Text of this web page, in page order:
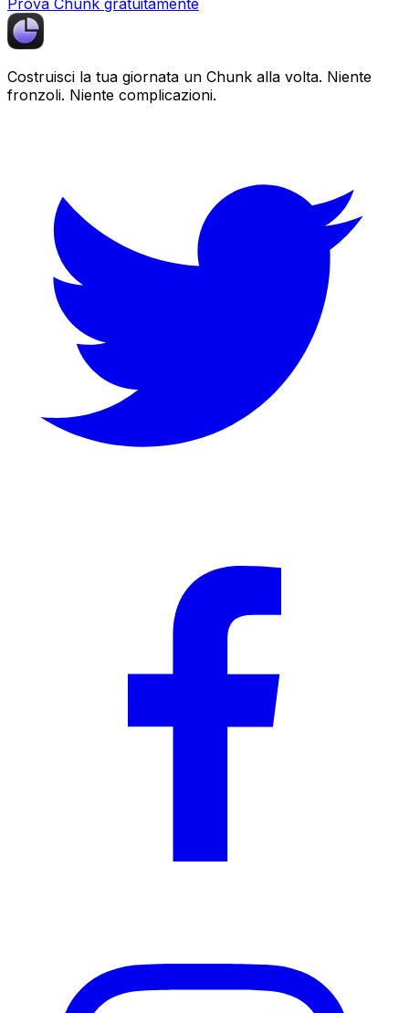
Prova Chunk gratuitamente
Costruisci la tua giornata un Chunk alla volta. Niente
fronzoli. Niente complicazioni.